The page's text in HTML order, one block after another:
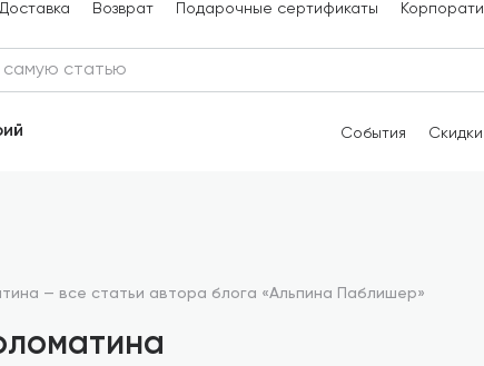
Доставка Возврат Подарочные сертификаты
События Скидки
— все статьи автора блога «Альпина Паблишер»